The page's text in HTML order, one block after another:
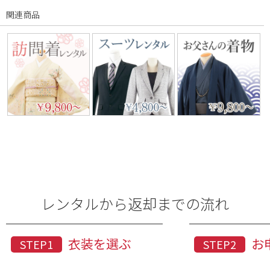
関連商品
レンタルから返却までの流れ
STEP1 衣装を選ぶ STEP2 お